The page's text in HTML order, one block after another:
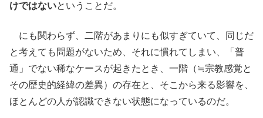
けではないということだ。
にも関わらず、二階があまりにも似すぎていて、同じだ
と考えても問題がないため、それに慣れてしまい、「普
通」でない稀なケースが起きたとき、一階（≒宗教感覚と
その歴史的経緯の差異）の存在と、そこから来る影響を、
ほとんどの人が認識できない状態になっているのだ。